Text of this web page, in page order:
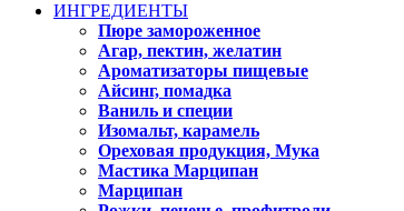
ИНГРЕДИЕНТЫ
Пюре замороженное
Агар, пектин, желатин
Ароматизаторы пищевые
Айсинг, помадка
Ваниль и специи
Изомальт, карамель
Ореховая продукция, Мука
Мастика Марципан
Марципан